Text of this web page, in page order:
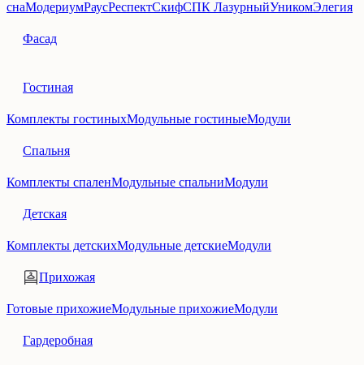
снаМодериумРаусРеспектСкифСПК ЛазурныйУникомЭлегия
Фасад
Гостиная
Комплекты гостиныхМодульные гостиныеМодули
Спальня
Комплекты спаленМодульные спальниМодули
Детская
Комплекты детскихМодульные детскиеМодули
Прихожая
Готовые прихожиеМодульные прихожиеМодули
Гардеробная